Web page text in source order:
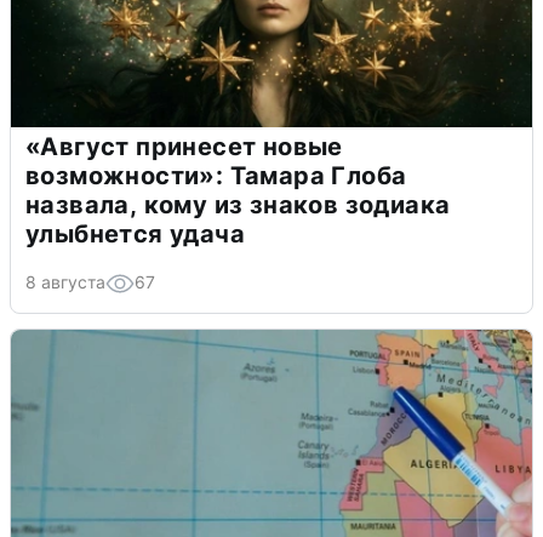
«Август принесет новые
возможности»: Тамара Глоба
назвала, кому из знаков зодиака
улыбнется удача
8 августа 67